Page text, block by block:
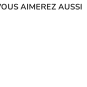
AIMEREZ AUSSI